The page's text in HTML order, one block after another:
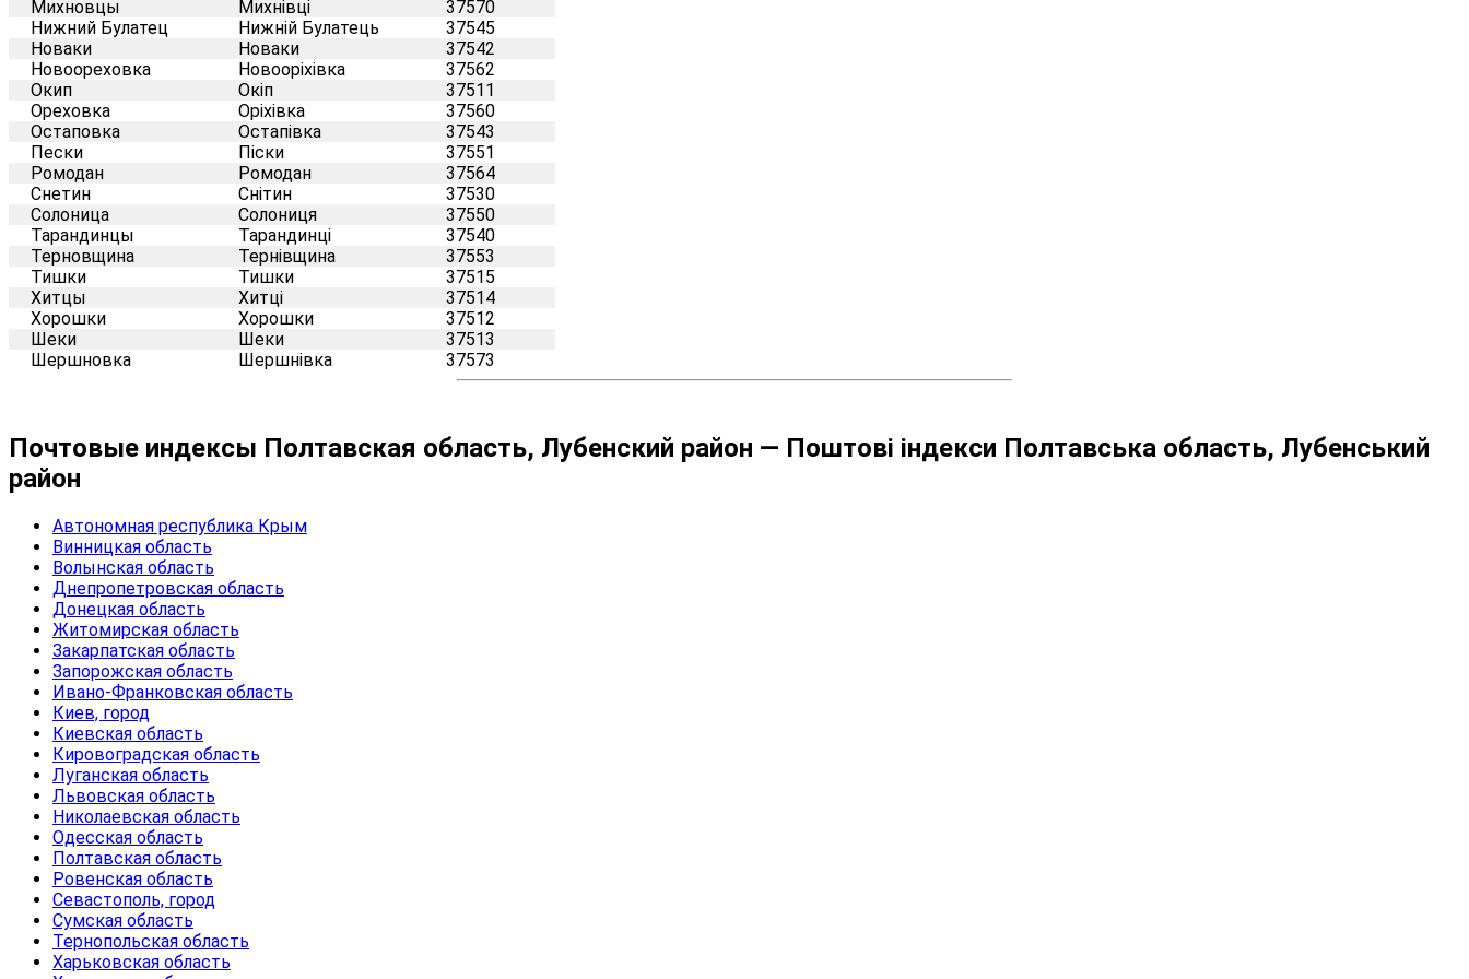
Михновцы
Михнівці
37570
Нижний Булатец
Нижній Булатець
37545
Новаки
Новаки
37542
Новоореховка
Новооріхівка
37562
Окип
Окіп
37511
Ореховка
Оріхівка
37560
Остаповка
Остапівка
37543
Пески
Піски
37551
Ромодан
Ромодан
37564
Снетин
Снітин
37530
Солоница
Солониця
37550
Тарандинцы
Тарандинці
37540
Терновщина
Тернівщина
37553
Тишки
Тишки
37515
Хитцы
Хитці
37514
Хорошки
Хорошки
37512
Шеки
Шеки
37513
Шершновка
Шершнівка 37573
Почтовые индексы Полтавская область, Лубенский район — Поштові індекси Полтавська область, Лубенський
район
Автономная республика Крым
Винницкая область
Волынская область
Днепропетровская область
Донецкая область
Житомирская область
Закарпатская область
Запорожская область
Ивано-Франковская область
Киев, город
Киевская область
Кировоградская область
Луганская область
Львовская область
Николаевская область
Одесская область
Полтавская область
Ровенская область
Севастополь, город
Сумская область
Тернопольская область
Харьковская область